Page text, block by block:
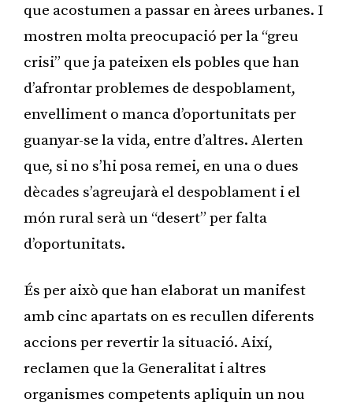
que acostumen a passar en àrees urbanes. I
mostren molta preocupació per la “greu
crisi” que ja pateixen els pobles que han
d’afrontar problemes de despoblament,
envelliment o manca d’oportunitats per
guanyar-se la vida, entre d’altres. Alerten
que, si no s’hi posa remei, en una o dues
dècades s’agreujarà el despoblament i el
món rural serà un “desert” per falta
d’oportunitats.
És per això que han elaborat un manifest
amb cinc apartats on es recullen diferents
accions per revertir la situació. Així,
reclamen que la Generalitat i altres
organismes competents apliquin un nou